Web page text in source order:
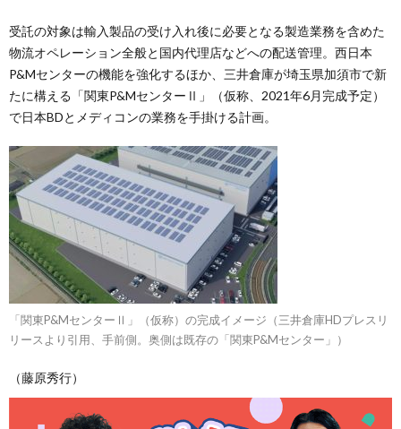
受託の対象は輸入製品の受け入れ後に必要となる製造業務を含めた
物流オペレーション全般と国内代理店などへの配送管理。西日本
P&Mセンターの機能を強化するほか、三井倉庫が埼玉県加須市で新
たに構える「関東P&MセンターⅡ」（仮称、2021年6月完成予定）
で日本BDとメディコンの業務を手掛ける計画。
「関東P&MセンターⅡ」（仮称）の完成イメージ（三井倉庫HDプレスリ
リースより引用、手前側。奥側は既存の「関東P&Mセンター」）
（藤原秀行）